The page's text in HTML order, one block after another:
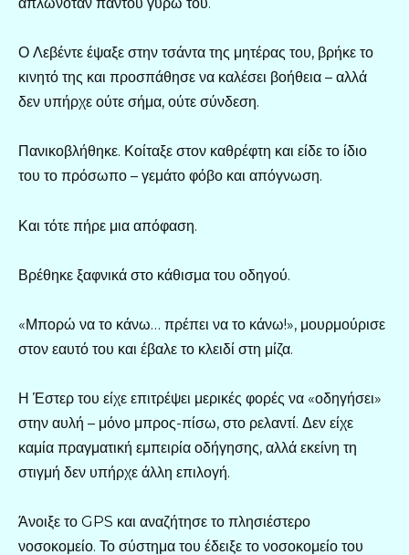
Ο Λεβέντε έψαξε στην τσάντα της μητέρας του, βρήκε το
κινητό της και προσπάθησε να καλέσει βοήθεια – αλλά
δεν υπήρχε ούτε σήμα, ούτε σύνδεση.
Πανικοβλήθηκε. Κοίταξε στον καθρέφτη και είδε το ίδιο
του το πρόσωπο – γεμάτο φόβο και απόγνωση.
Και τότε πήρε μια απόφαση.
Βρέθηκε ξαφνικά στο κάθισμα του οδηγού.
«Μπορώ να το κάνω… πρέπει να το κάνω!», μουρμούρισε
στον εαυτό του και έβαλε το κλειδί στη μίζα.
Η Έστερ του είχε επιτρέψει μερικές φορές να «οδηγήσει»
στην αυλή – μόνο μπρος-πίσω, στο ρελαντί. Δεν είχε
καμία πραγματική εμπειρία οδήγησης, αλλά εκείνη τη
στιγμή δεν υπήρχε άλλη επιλογή.
Άνοιξε το GPS και αναζήτησε το πλησιέστερο
νοσοκομείο. Το σύστημα του έδειξε το νοσοκομείο του